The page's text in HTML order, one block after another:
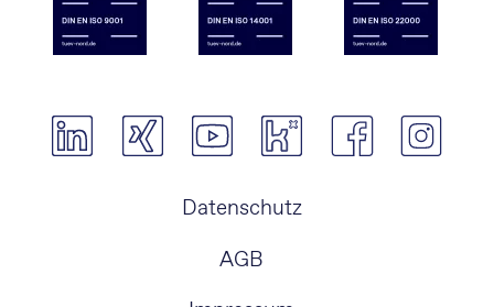
Navigation
Datenschutz
AGB